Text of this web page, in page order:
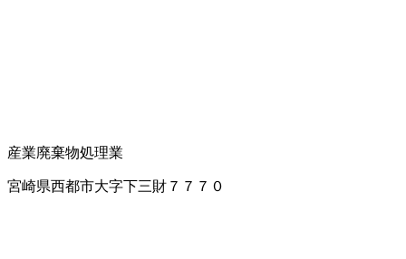
産業廃棄物処理業
宮崎県西都市大字下三財７７７０